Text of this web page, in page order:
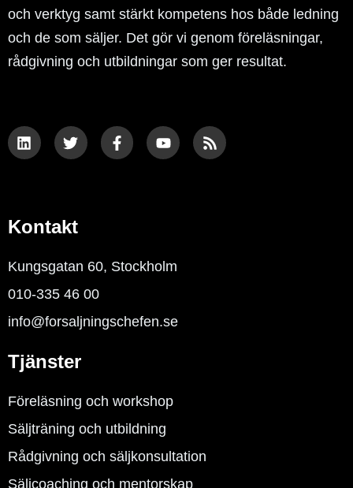
och verktyg samt stärkt kompetens hos både ledning
och de som säljer. Det gör vi genom föreläsningar,
rådgivning och utbildningar som ger resultat.
n
k
n
w
i
t
a
c
e
o
u
t
s
s
Kontakt
Kungsgatan 60, Stockholm
010-335 46 00
info@forsaljningschefen.se
Tjänster
Föreläsning och workshop
Säljträning och utbildning
Rådgivning och säljkonsultation
Säljcoaching och mentorskap